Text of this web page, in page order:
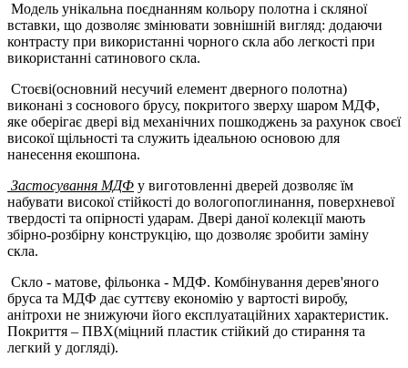
Модель унікальна поєднанням кольору полотна і скляної
вставки, що дозволяє змінювати зовнішній вигляд: додаючи
контрасту при використанні чорного скла або легкості при
використанні сатинового скла.
Стоєві(основний несучий елемент дверного полотна)
виконані з соснового брусу, покритого зверху шаром МДФ,
яке оберігає двері від механічних пошкоджень за рахунок своєї
високої щільності та служить ідеальною основою для
нанесення екошпона.
Застосування МДФ у виготовленні дверей дозволяє їм
набувати високої стійкості до вологопоглинання, поверхневої
твердості та опірності ударам. Двері даної колекції мають
збірно-розбірну конструкцію, що дозволяє зробити заміну
скла.
Скло - матове, фільонка - МДФ. Комбінування дерев'яного
бруса та МДФ дає суттєву економію у вартості виробу,
анітрохи не знижуючи його експлуатаційних характеристик.
Покриття – ПВХ(міцний пластик стійкий до стирання та
легкий у догляді).